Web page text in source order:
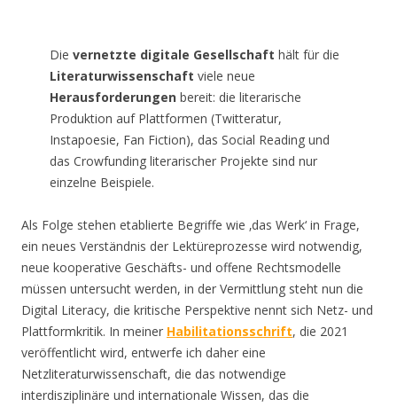
Die vernetzte digitale Gesellschaft hält für die
Literaturwissenschaft viele neue
Herausforderungen bereit: die literarische
Produktion auf Plattformen (Twitteratur,
Instapoesie, Fan Fiction), das Social Reading und
das Crowfunding literarischer Projekte sind nur
einzelne Beispiele.
Als Folge stehen etablierte Begriffe wie ‚das Werk‘ in Frage,
ein neues Verständnis der Lektüreprozesse wird notwendig,
neue kooperative Geschäfts- und offene Rechtsmodelle
müssen untersucht werden, in der Vermittlung steht nun die
Digital Literacy, die kritische Perspektive nennt sich Netz- und
Plattformkritik. In meiner Habilitationsschrift, die 2021
veröffentlicht wird, entwerfe ich daher eine
Netzliteraturwissenschaft, die das notwendige
interdisziplinäre und internationale Wissen, das die